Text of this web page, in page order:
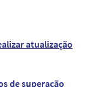
atualização
de superação